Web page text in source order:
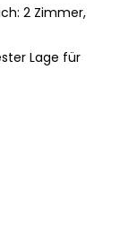
2 Zimmer,
Lage für